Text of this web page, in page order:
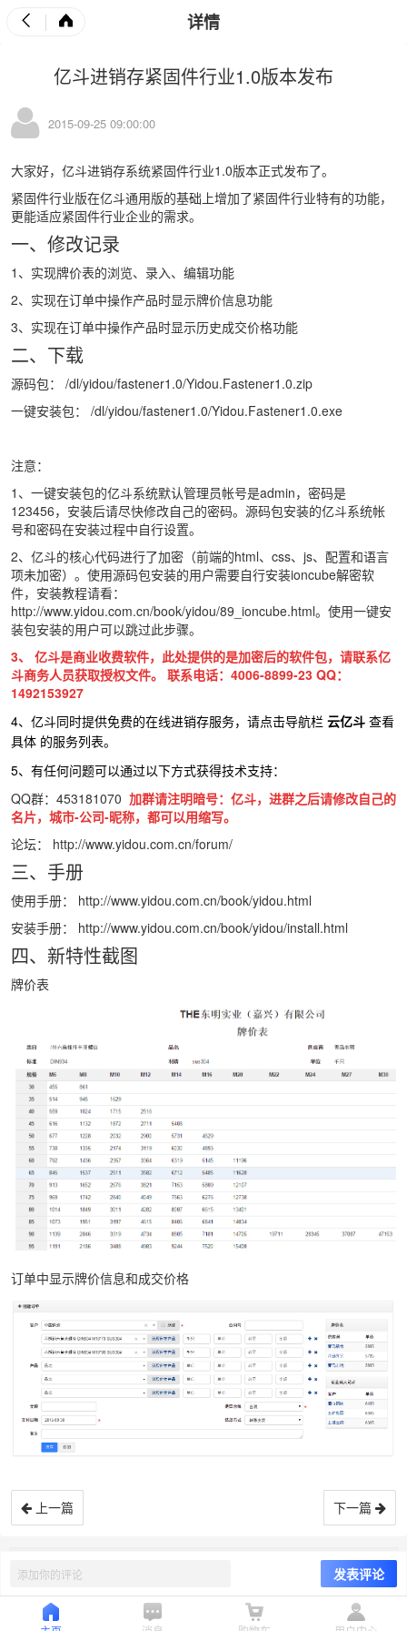
详情
亿斗进销存紧固件行业1.0版本发布
2015-09-25 09:00:00
大家好，亿斗进销存系统紧固件行业1.0版本正式发布了。
紧固件行业版在亿斗通用版的基础上增加了紧固件行业特有的功能，
更能适应紧固件行业企业的需求。
一、修改记录
1、实现牌价表的浏览、录入、编辑功能
2、实现在订单中操作产品时显示牌价信息功能
3、实现在订单中操作产品时显示历史成交价格功能
二、下载
源码包： /dl/yidou/fastener1.0/Yidou.Fastener1.0.zip
一键安装包： /dl/yidou/fastener1.0/Yidou.Fastener1.0.exe
注意：
1、一键安装包的亿斗系统默认管理员帐号是admin，密码是
123456，安装后请尽快修改自己的密码。源码包安装的亿斗系统帐
号和密码在安装过程中自行设置。
2、亿斗的核心代码进行了加密（前端的html、css、js、配置和语言
项未加密）。使用源码包安装的用户需要自行安装ioncube解密软
件，安装教程请看：
http://www.yidou.com.cn/book/yidou/89_ioncube.html。使用一键安
装包安装的用户可以跳过此步骤。
3、 亿斗是商业收费软件，此处提供的是加密后的软件包，请联系亿
斗商务人员获取授权文件。 联系电话：4006-8899-23 QQ：
1492153927
4、亿斗同时提供免费的在线进销存服务，请点击导航栏 云亿斗 查看
具体 的服务列表。
5、有任何问题可以通过以下方式获得技术支持：
QQ群：453181070 加群请注明暗号：亿斗，进群之后请修改自己的
名片，城市-公司-昵称，都可以用缩写。
论坛： http://www.yidou.com.cn/forum/
三、手册
使用手册： http://www.yidou.com.cn/book/yidou.html
安装手册： http://www.yidou.com.cn/book/yidou/install.html
四、新特性截图
牌价表
订单中显示牌价信息和成交价格
上一篇 下一篇
8.6